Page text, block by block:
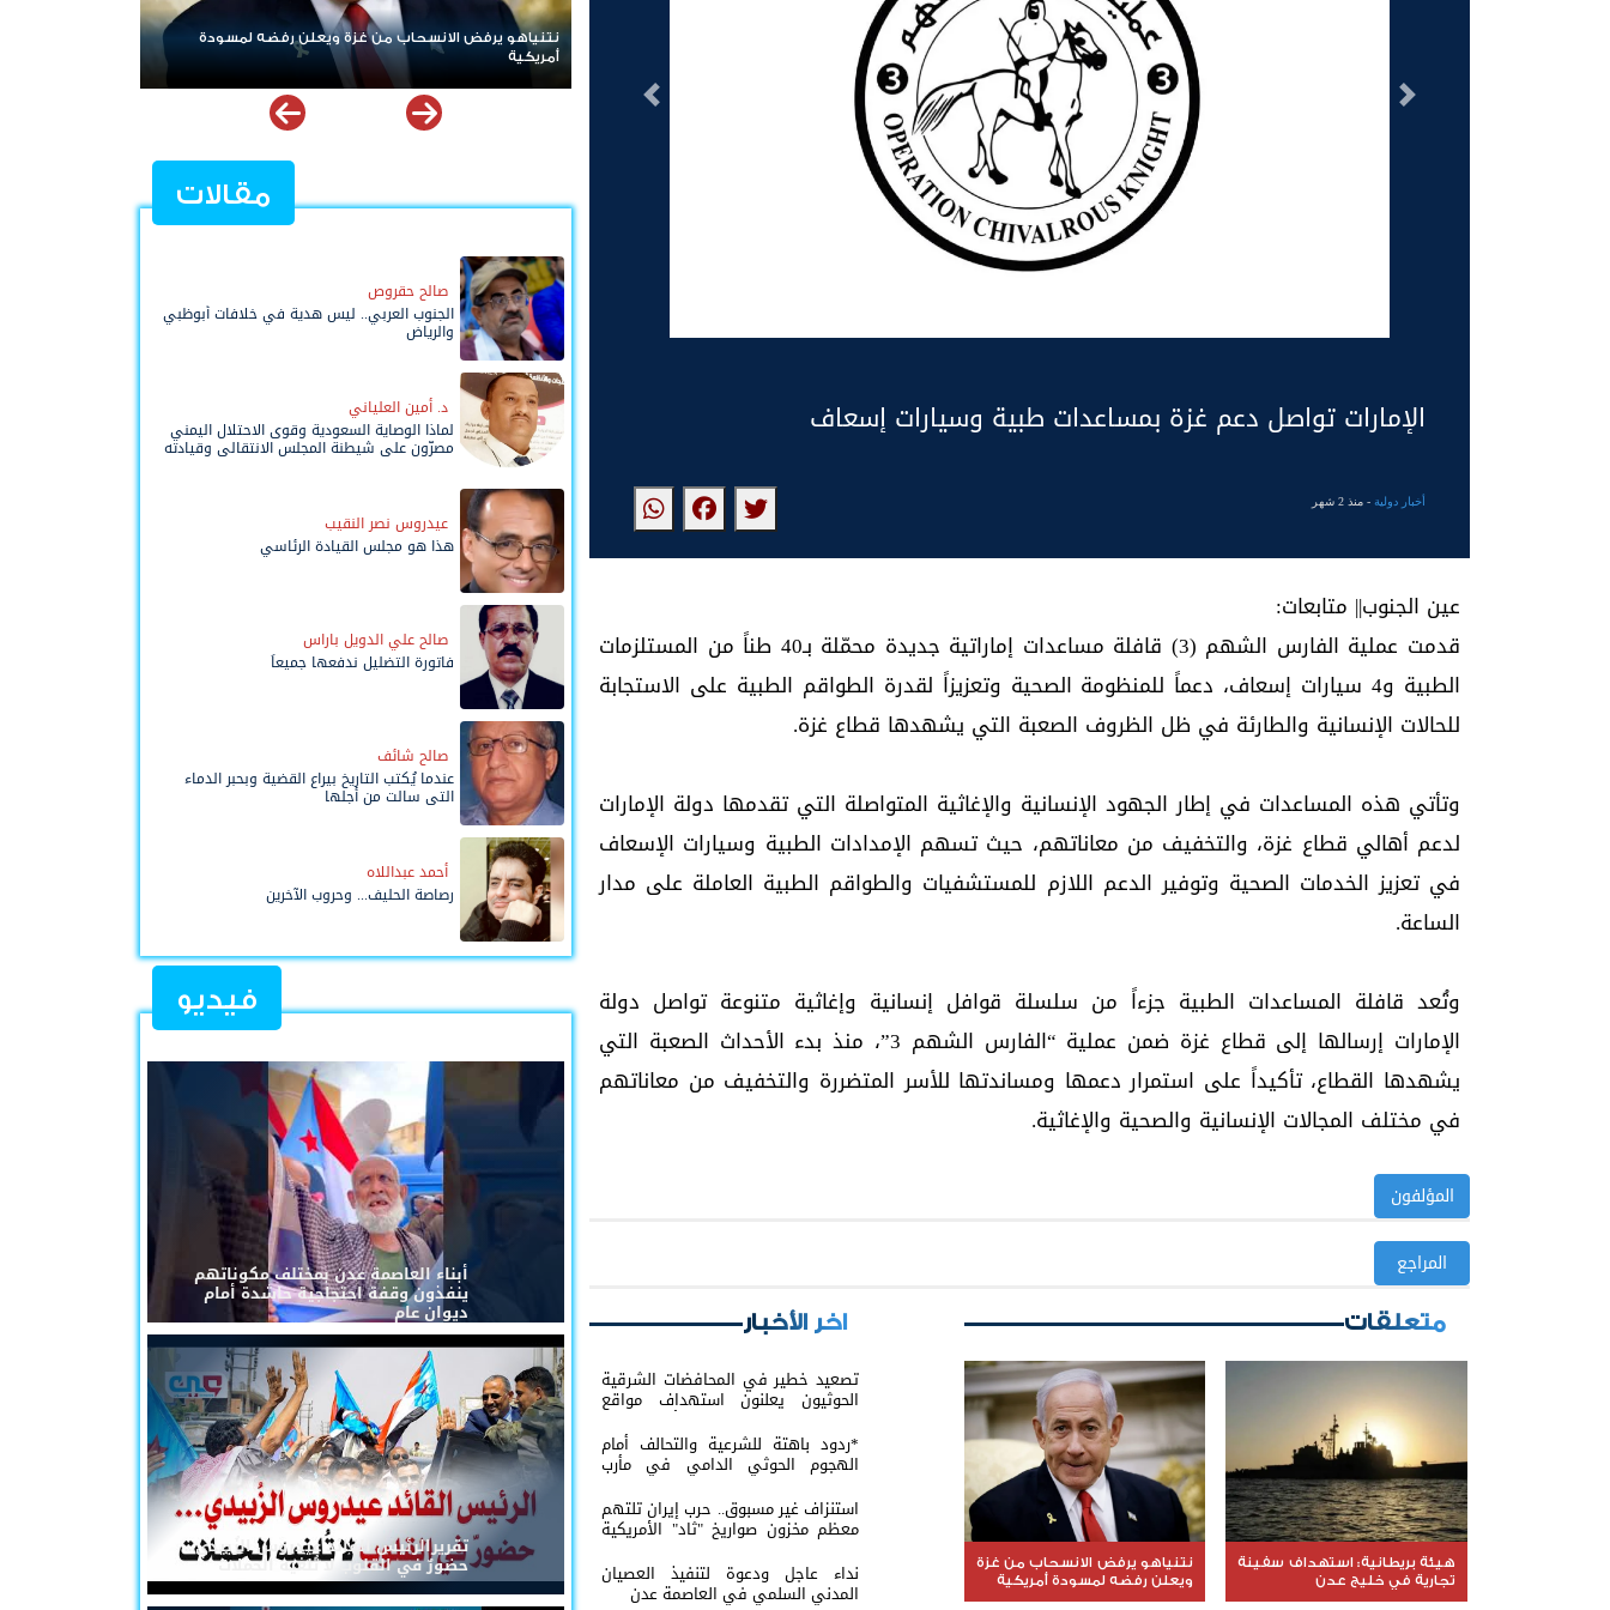
التالى السابق
الإمارات تواصل دعم غزة بمساعدات طبية وسيارات إسعاف
أخبار دولية- منذ 2 شهر
عين الجنوب|| متابعات:
قدمت عملية الفارس الشهم (3) قافلة مساعدات إماراتية جديدة محمّلة بـ40 طناً من المستلزمات
الطبية و4 سيارات إسعاف، دعماً للمنظومة الصحية وتعزيزاً لقدرة الطواقم الطبية على الاستجابة
للحالات الإنسانية والطارئة في ظل الظروف الصعبة التي يشهدها قطاع غزة.
وتأتي هذه المساعدات في إطار الجهود الإنسانية والإغاثية المتواصلة التي تقدمها دولة الإمارات
لدعم أهالي قطاع غزة، والتخفيف من معاناتهم، حيث تسهم الإمدادات الطبية وسيارات الإسعاف
في تعزيز الخدمات الصحية وتوفير الدعم اللازم للمستشفيات والطواقم الطبية العاملة على مدار
الساعة.
وتُعد قافلة المساعدات الطبية جزءاً من سلسلة قوافل إنسانية وإغاثية متنوعة تواصل دولة
الإمارات إرسالها إلى قطاع غزة ضمن عملية “الفارس الشهم 3”، منذ بدء الأحداث الصعبة التي
يشهدها القطاع، تأكيداً على استمرار دعمها ومساندتها للأسر المتضررة والتخفيف من معاناتهم
في مختلف المجالات الإنسانية والصحية والإغاثية.
المؤلفون
المراجع
متعلقات
هيئة بريطانية: استهداف سفينة
تجارية في خليج عدن
نتنياهو يرفض الانسحاب من غزة
ويعلن رفضه لمسودة أمريكية
اخر الأخبار
تصعيد خطير في المحافضات الشرقية
الحوثيون يعلنون استهداف مواقع
عسكرية في حضرموت ومأرب اليمنية
بوابل من الصواريخ والطائرات المسيّرة
*ردود باهتة للشرعية والتحالف أمام
الهجوم الحوثي الدامي في مأرب
وحضرموت*
استنزاف غير مسبوق.. حرب إيران تلتهم
معظم مخزون صواريخ "ثاد" الأمريكية
وتدق ناقوس الخطر داخل البنتاغون
نداء عاجل ودعوة لتنفيذ العصيان
المدني السلمي في العاصمة عدن
نتنياهو يرفض الانسحاب من غزة ويعلن رفضه لمسودة
ردا على «خروقات» حزب الله.. إسرائيل
مقالات
صالح حقروص
الجنوب العربي.. ليس هدية في خلافات أبوظبي
والرياض
د. أمين العلياني
لماذا الوصاية السعودية وقوى الاحتلال اليمني
مصرّون على شيطنة المجلس الانتقالي وقيادته
عيدروس نصر النقيب
هذا هو مجلس القيادة الرئاسي
صالح علي الدويل باراس
فاتورة التضليل ندفعها جميعاً
صالح شائف
عندما يُكتب التاريخ بيراع القضية وبحبر الدماء
التي سالت من أجلها
أحمد عبداللاه
رصاصة الحليف... وحروب الآخرين
فيديو
أبناء العاصمة عدن بمختلف مكوناتهم
ينفذون وقفة احتجاجية حاشدة أمام
ديوان عام
تقريرالرئيس القائد عيدروس الزُبيدي...
حضورٌ في القلوب لا تُلغيه الحملات